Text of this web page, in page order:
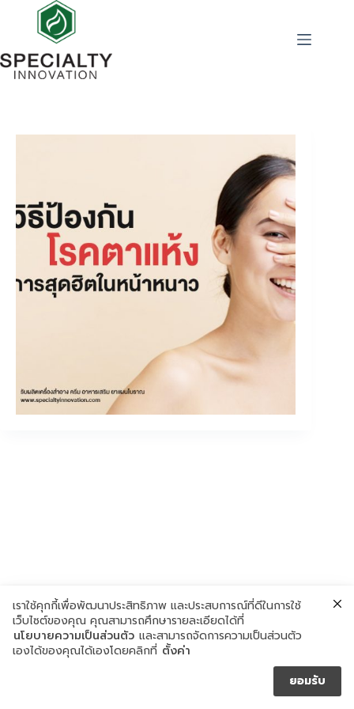
เราใช้คุกกี้เพื่อพัฒนาประสิทธิภาพ และประสบการณ์ที่ดีในการใช้
เว็บไซต์ของคุณ คุณสามารถศึกษารายละเอียดได้ที่
นโยบายความเป็นส่วนตัว และสามารถจัดการความเป็นส่วนตัว
เองได้ของคุณได้เองโดยคลิกที่ ตั้งค่า
ยอมรับ